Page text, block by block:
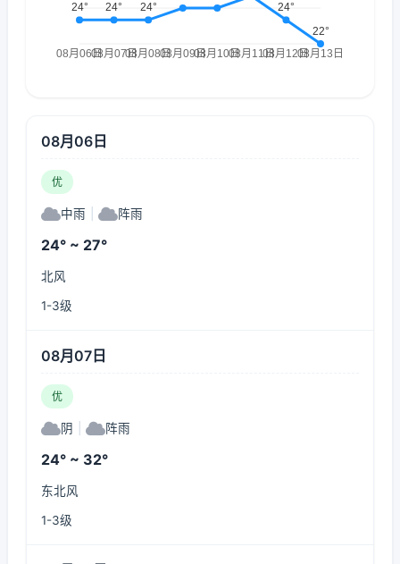
08月06日
优
中雨 阵雨
24° ~ 27°
北风
1-3级
08月07日
优
阴 阵雨
24° ~ 32°
东北风
1-3级